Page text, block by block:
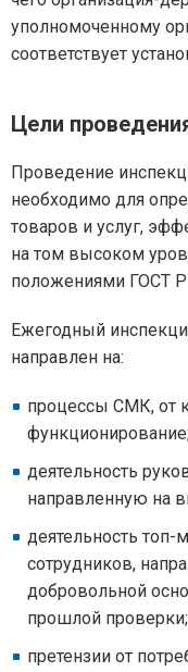
уполномоченному
соответствует
Цели
Проведение
необходимо для
товаров и услуг,
на том высоком
положениями ГОСТ
Ежегодный
направлен на:
процессы СМК, от
деятельность
направленную на
деятельность
сотрудников,
добровольной
прошлой проверки;
претензии от